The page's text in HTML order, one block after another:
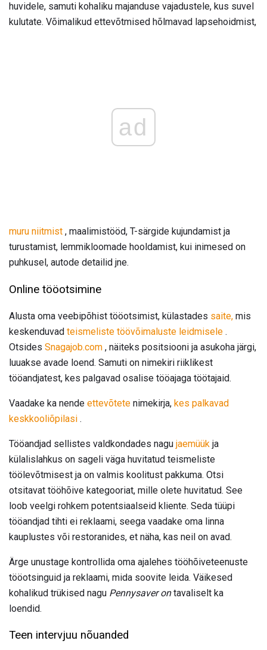
huvidele, samuti kohaliku majanduse vajadustele, kus suvel
kulutate. Võimalikud ettevõtmised hõlmavad lapsehoidmist,
ad
muru niitmist , maalimistööd, T-särgide kujundamist ja
turustamist, lemmikloomade hooldamist, kui inimesed on
puhkusel, autode detailid jne.
Online tööotsimine
Alusta oma veebipõhist tööotsimist, külastades saite, mis
keskenduvad teismeliste töövõimaluste leidmisele .
Otsides Snagajob.com , näiteks positsiooni ja asukoha järgi,
luuakse avade loend. Samuti on nimekiri riiklikest
tööandjatest, kes palgavad osalise tööajaga töötajaid.
Vaadake ka nende ettevõtete nimekirja, kes palkavad
keskkooliõpilasi .
Tööandjad sellistes valdkondades nagu jaemüük ja
külalislahkus on sageli väga huvitatud teismeliste
töölevõtmisest ja on valmis koolitust pakkuma. Otsi
otsitavat tööhõive kategooriat, mille olete huvitatud. See
loob veelgi rohkem potentsiaalseid kliente. Seda tüüpi
tööandjad tihti ei reklaami, seega vaadake oma linna
kauplustes või restoranides, et näha, kas neil on avad.
Ärge unustage kontrollida oma ajalehes tööhõiveteenuste
tööotsinguid ja reklaami, mida soovite leida. Väikesed
kohalikud trükised nagu Pennysaver ontavaliselt ka
loendid.
Teen intervjuu nõuanded